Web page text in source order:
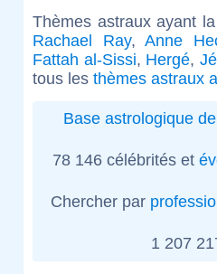
Thèmes astraux ayant
Rachael Ray,Anne
Fattah al-Sissi, Hergé,
tous les thèmes astraux
Base astrologique
78 146 célébrités et
Chercher par
1 207